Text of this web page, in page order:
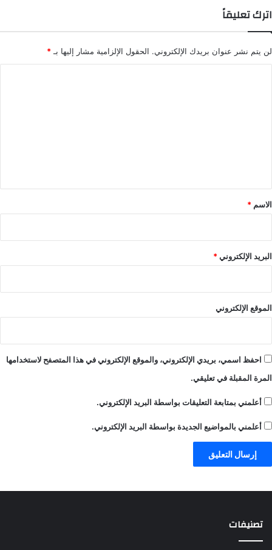
اترك تعليقاً
لن يتم نشر عنوان بريدك الإلكتروني. الحقول الإلزامية مشار إليها بـ *
*
الاسم *
البريد الإلكتروني*
الموقع الإلكتروني
احفظ اسمي، بريدي الإلكتروني، والموقع الإلكتروني في هذا المتصفح لاستخدامها
المرة المقبلة في تعليقي.
أعلمني بمتابعة التعليقات بواسطة البريد الإلكتروني.
أعلمني بالمواضيع الجديدة بواسطة البريد الإلكتروني.
تصنيفات